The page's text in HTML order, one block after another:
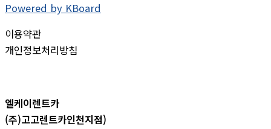
Powered by KBoard
이용약관
개인정보처리방침
엘케이렌트카
(주)고고렌트카인천지점)